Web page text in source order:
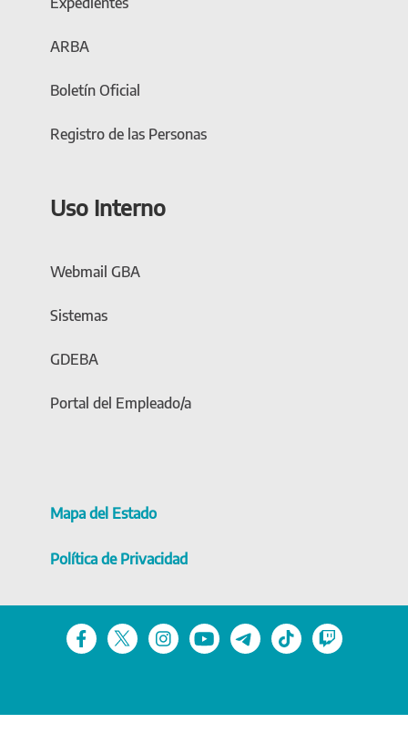
ARBA
Boletín Oficial
Registro de las Personas
Uso Interno
Webmail GBA
Sistemas
GDEBA
Portal del Empleado/a
Mapa del Estado
Política de Privacidad